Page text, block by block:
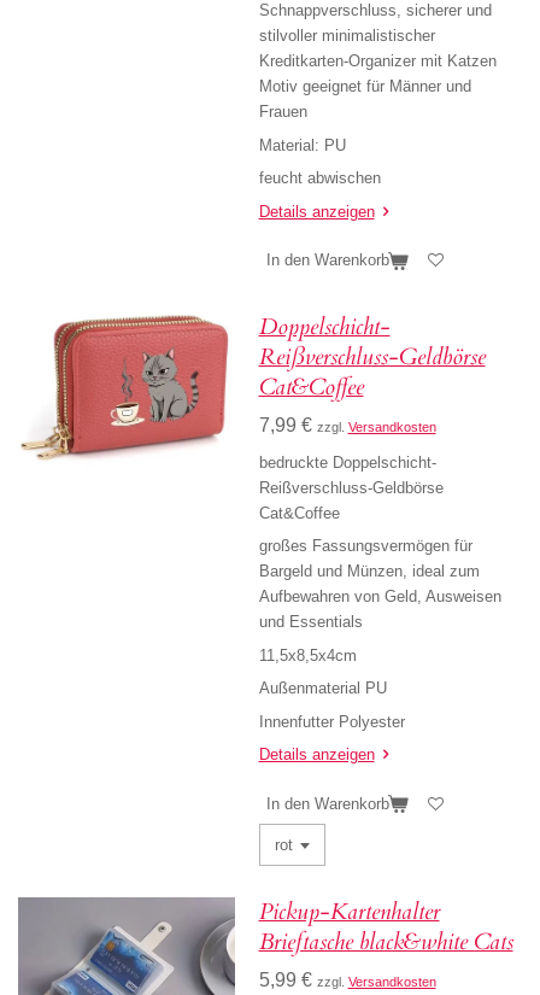
Schnappverschluss, sicherer und
stilvoller minimalistischer
Kreditkarten-Organizer mit Katzen
Motiv geeignet für Männer und
Frauen
Material: PU
feucht abwischen
Details anzeigen
In den Warenkorb
Doppelschicht-
Reißverschluss-Geldbörse
Cat&Coffee
7,99 € zzgl. Versandkosten
bedruckte Doppelschicht-
Reißverschluss-Geldbörse
Cat&Coffee
großes Fassungsvermögen für
Bargeld und Münzen, ideal zum
Aufbewahren von Geld, Ausweisen
und Essentials
11,5x8,5x4cm
Außenmaterial PU
Innenfutter Polyester
Details anzeigen
In den Warenkorb
Pickup-Kartenhalter
Brieftasche black&white Cats
5,99 € zzgl. Versandkosten